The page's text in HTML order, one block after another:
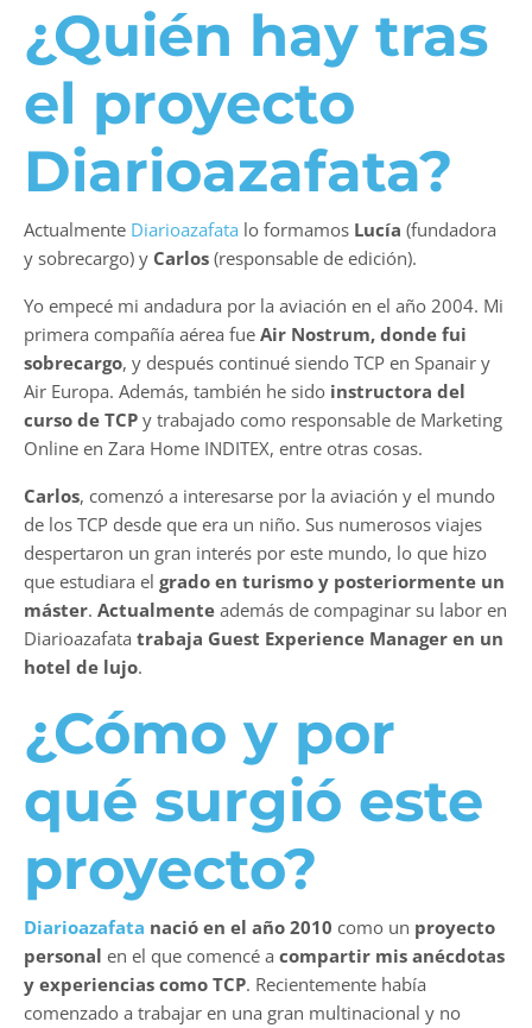
¿Quién hay tras
el proyecto
Diarioazafata?
Actualmente Diarioazafata lo formamos Lucía (fundadora
y sobrecargo) y Carlos (responsable de edición).
Yo empecé mi andadura por la aviación en el año 2004. Mi
primera compañía aérea fue Air Nostrum, donde fui
sobrecargo, y después continué siendo TCP en Spanair y
Air Europa. Además, también he sido instructora del
curso de TCP y trabajado como responsable de Marketing
Online en Zara Home INDITEX, entre otras cosas.
Carlos, comenzó a interesarse por la aviación y el mundo
de los TCP desde que era un niño. Sus numerosos viajes
despertaron un gran interés por este mundo, lo que hizo
que estudiara el grado en turismo y posteriormente un
máster. Actualmente además de compaginar su labor en
Diarioazafata trabaja Guest Experience Manager en un
hotel de lujo.
¿Cómo y por
qué surgió este
proyecto?
Diarioazafata nació en el año 2010 como un proyecto
personal en el que comencé a compartir mis anécdotas
y experiencias como TCP. Recientemente había
comenzado a trabajar en una gran multinacional y no